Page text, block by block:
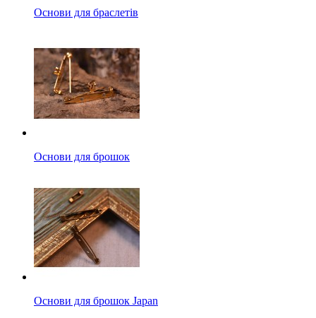
Основи для браслетів
Основи для брошок
Основи для брошок Japan